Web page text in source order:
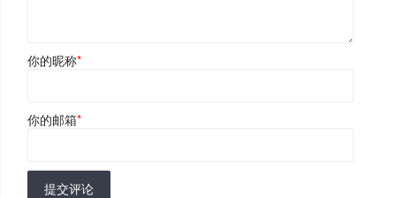
你的昵称*
你的邮箱*
提交评论